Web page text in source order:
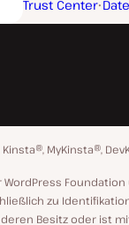
Trust Center
Kinsta®, MyKinsta®,
zu
Besitz oder ist